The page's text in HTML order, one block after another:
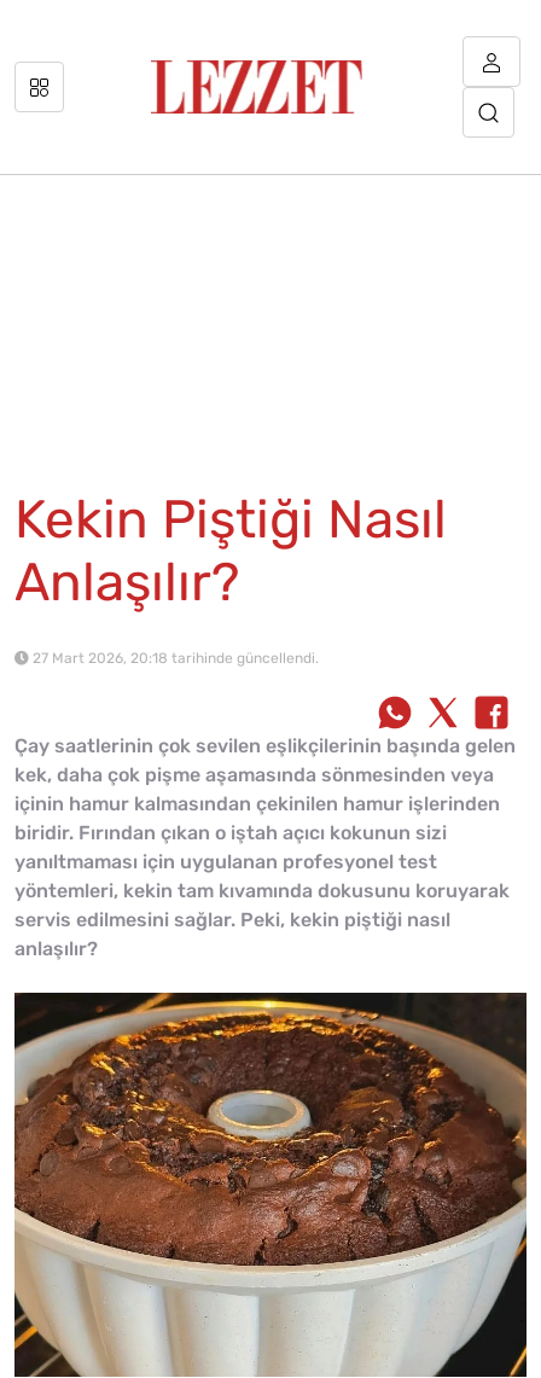
Kekin Piştiği Nasıl
Anlaşılır?
27 Mart 2026, 20:18 tarihinde güncellendi.
Çay saatlerinin çok sevilen eşlikçilerinin başında gelen
kek, daha çok pişme aşamasında sönmesinden veya
içinin hamur kalmasından çekinilen hamur işlerinden
biridir. Fırından çıkan o iştah açıcı kokunun sizi
yanıltmaması için uygulanan profesyonel test
yöntemleri, kekin tam kıvamında dokusunu koruyarak
servis edilmesini sağlar. Peki, kekin piştiği nasıl
anlaşılır?